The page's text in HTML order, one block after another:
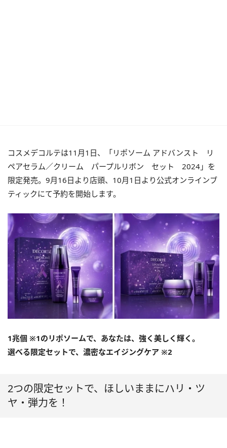
コスメデコルテは11月1日、「リポソーム アドバンスト リ
ペアセラム／クリーム パープルリボン セット 2024」を
限定発売。9月16日より店頭、10月1日より公式オンラインブ
ティックにて予約を開始します。
1兆個 ※1のリポソームで、あなたは、強く美しく輝く。
選べる限定セットで、濃密なエイジングケア ※2
2つの限定セットで、ほしいままにハリ・ツ
ヤ・弾力を！